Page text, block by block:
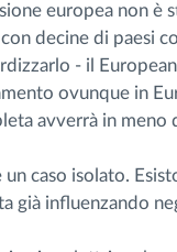
europea non è
decine di paesi
- il
ovunque in
avverrà in
caso isolato.
già influenzando